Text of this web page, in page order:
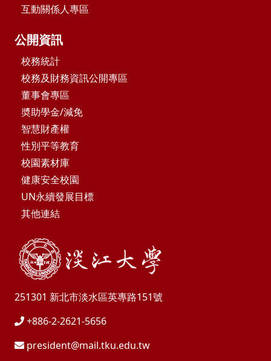
互動關係人專區
公開資訊
校務統計
校務及財務資訊公開專區
董事會專區
奬助學金/減免
智慧財產權
性別平等教育
校園素材庫
健康安全校園
UN永續發展目標
其他連結
251301 新北市淡水區英專路151號
+886-2-2621-5656
president@mail.tku.edu.tw